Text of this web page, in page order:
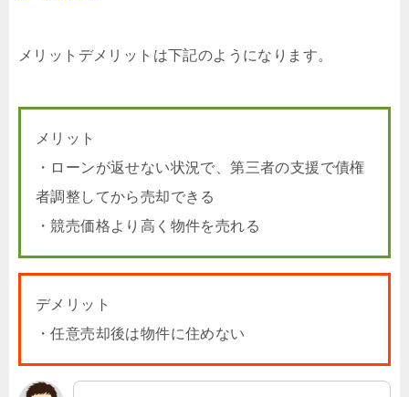
メリットデメリットは下記のようになります。
メリット
・ローンが返せない状況で、第三者の支援で債権
者調整してから売却できる
・競売価格より高く物件を売れる
デメリット
・任意売却後は物件に住めない